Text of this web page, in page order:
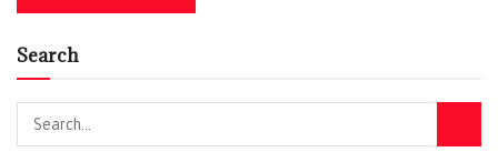
Vikram Sinha, President Director dan CEO Indosat
Ooredoo Hutchison, mengatakan, Indosat terus
berkembang untuk melayani pelanggan #LebihBaik
Search